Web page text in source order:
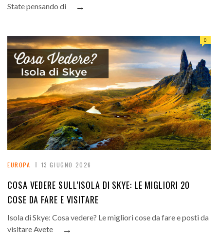
State pensando di
→
EUROPA 13 GIUGNO 2026
0
COSA VEDERE SULL’ISOLA DI SKYE: LE MIGLIORI 20
COSE DA FARE E VISITARE
Isola di Skye: Cosa vedere? Le migliori cose da fare e posti da
visitare Avete
→